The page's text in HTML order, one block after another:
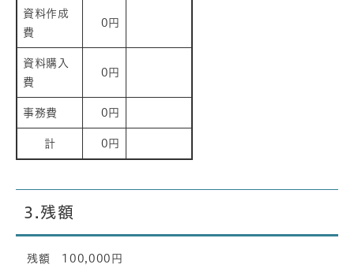
資料作成
費
0円
資料購入
費
0円
事務費 0円
計 0円
3.残額
残額 100,000円